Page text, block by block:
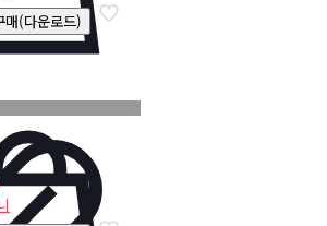
매(다운로드)